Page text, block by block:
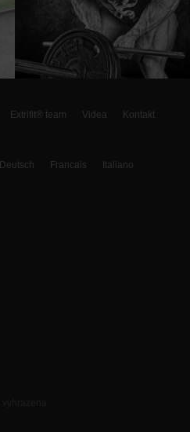
Extrifit® team Videa
Kontakt
Deutsch Francais
Italiano